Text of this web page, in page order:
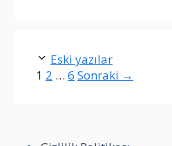
Eski yazılar
Sayfa
1 Sayfa
2 … Sayfa
6 Sonraki →